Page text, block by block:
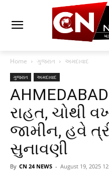
Home ગુજરાત અમદાવાદ
ગુજરાત અમદાવાદ
રાહત, ચોથી
જામીન, હવે
સુનાવણી
By CN 24 NEWS - August 19, 2025